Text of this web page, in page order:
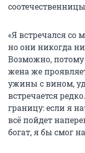
«Я встречался
но они никогда
Возможно,
жена же
ужины с вином,
встречается
границу: если я
всё пойдет
богат, я бы смог